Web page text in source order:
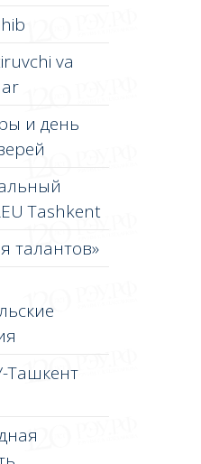
va
и день
Tashkent
талантов»
Ташкент